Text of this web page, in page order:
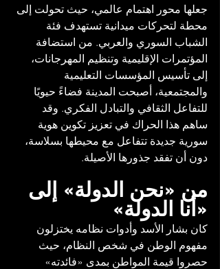
جعلها محور اهتمام عالمي، حيث تحولت إلى
محطة لتحركات ميدانية تستهدف فئة
الشباب السوري والعربي. من استضافة
المؤتمرات الإقليمية وتنظيم المهرجانات،
إلى تأسيس المؤسسات التعليمية
والمجتمعية، أصبحت المدينة فضاءً حيويًا
للتفاعل الثقافي والتبادل الفكري. وقد
ساهم هذا الحراك في تعزيز تكوين هوية
سورية جديدة تتفاعل مع محيطها بسلاسة،
دون أن تفقد جذورها الأصيلة.
من «نحن الدولة» إلى
«أنا الدولة»
كان بشار الأسد وأدوات نظامه يختزلون
مفهوم الوطن في شخص النظام، حيث
حصروا قيمة المواطن بمدى «فائدته»